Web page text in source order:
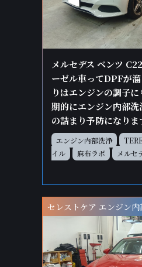
メルセデス ベンツ
ーゼル車ってDPFが
りはエンジンの調子
期的にエンジン内部
の詰まり予防になりま
エンジン内部洗浄
イル
麻布ラボ メルセ
セレストケア エンジン